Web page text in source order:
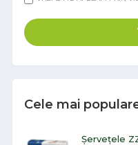
Cele mai
Șervețele